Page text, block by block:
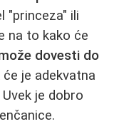
"princeza" ili
na to kako će
dovesti do
će je adekvatna
je dobro